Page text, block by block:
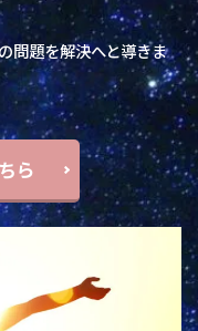
問題を解決へと導きま
ら